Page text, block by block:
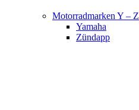
Motorradmarken Y – Z
Yamaha
Zündapp